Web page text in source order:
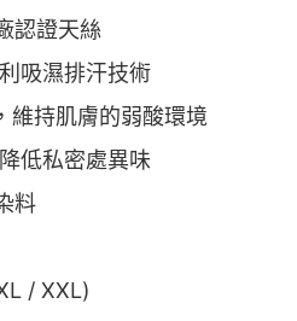
認證天絲
吸濕排汗技術
維持肌膚的弱酸環境
低私密處異味
料
/ XXL)